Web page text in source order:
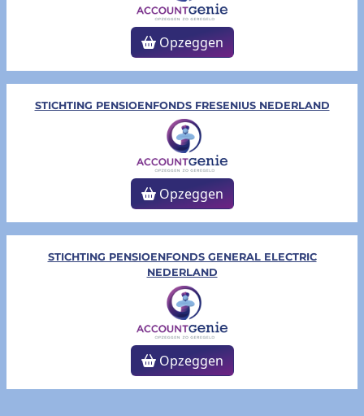
Opzeggen
STICHTING PENSIOENFONDS FRESENIUS NEDERLAND
Opzeggen
STICHTING PENSIOENFONDS GENERAL ELECTRIC
NEDERLAND
Opzeggen